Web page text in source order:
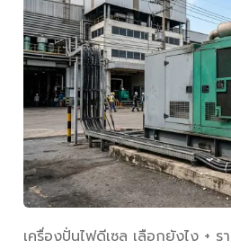
เครื่องปั่นไฟดีเซล เลือกยังไง +